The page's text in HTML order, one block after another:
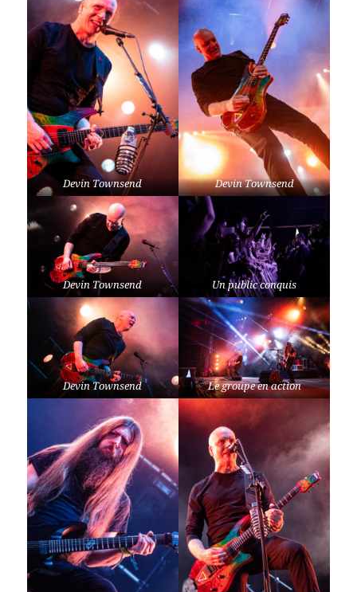
Devin Townsend Devin Townsend
Devin Townsend Un public conquis
Devin Townsend Le groupe en action